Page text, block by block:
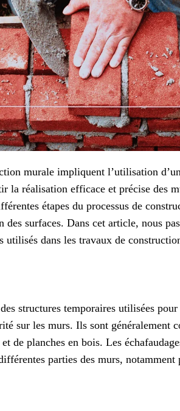
murale impliquent l’utilisation
la réalisation efficace et précise des
étapes du processus de
surfaces. Dans cet article, nous
utilisés dans les travaux de
structures temporaires utilisées
sur les murs. Ils sont généralement
de planches en bois. Les
parties des murs, notamment